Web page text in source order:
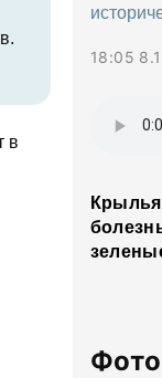
в
18:05